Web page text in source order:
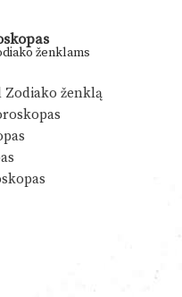
ženklams
Zodiako ženklą